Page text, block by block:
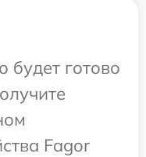
будет готово
Fagor